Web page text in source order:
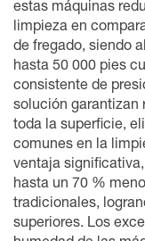
estas máquinas
limpieza en
de fregado, siendo
hasta 50 000 pies
consistente de
solución garantizan
toda la superficie,
comunes en la
ventaja
hasta un 70 %
tradicionales,
superiores. Los